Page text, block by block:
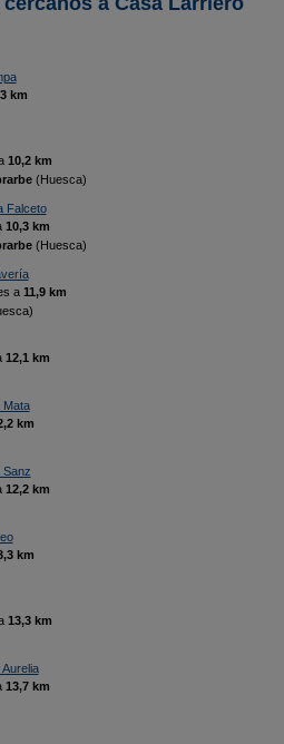
km
10,2 km
(Huesca)
Falceto
10,3 km
(Huesca)
a 11,9 km
12,1 km
Mata
km
Sanz
12,2 km
km
13,3 km
13,7 km